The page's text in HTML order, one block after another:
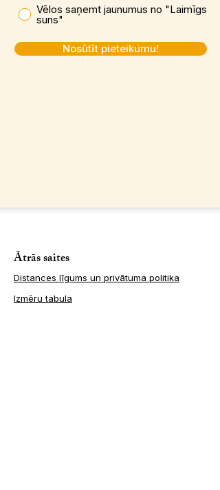
Vēlos saņemt jaunumus no "Laimīgs
suns"
Nosūtīt pieteikumu!
Ātrās saites
​Distances līgums un privātuma politika
Izmēru tabula